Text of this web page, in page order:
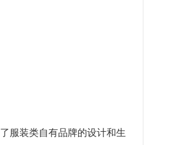
服装类自有品牌的设计和生